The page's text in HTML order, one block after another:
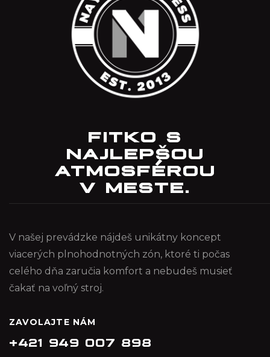
FITKO S
NAJLEPŠOU
ATMOSFÉROU
V MESTE.
V našej prevádzke nájdeš unikátny koncept
viacerých plnohodnotných zón, ktoré ti počas
celého dňa zaručia komfort a nebudeš musieť
čakať na voľný stroj.
ZAVOLAJTE NÁM
+421 949 007 898